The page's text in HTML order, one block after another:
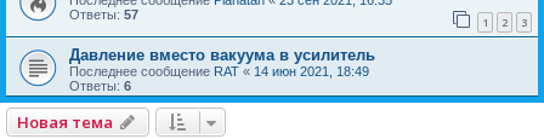
Ответы: 57 1 2 3
Давление вместо вакуума в усилитель
Последнее сообщение RAT « 14 июн 2021, 18:49
Ответы: 6
Новая тема